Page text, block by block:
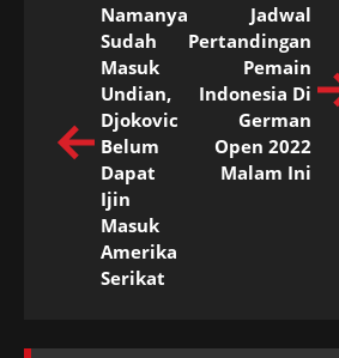
Namanya
Sudah
Masuk
Undian,
Djokovic
Belum
Dapat
Ijin
Masuk
Amerika
Serikat
Jadwal
Pertandingan
Pemain
Indonesia Di
German
Open 2022
Malam Ini